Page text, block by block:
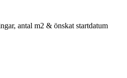
antal m2 & önskat startdatum